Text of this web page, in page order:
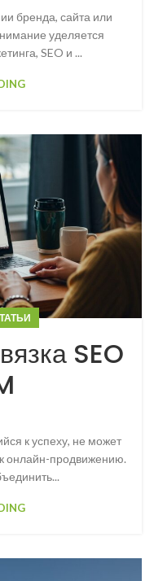
бренда, сайта или
уделяется
SEO и ...
SEO
к успеху, не может
онлайн-продвижению.